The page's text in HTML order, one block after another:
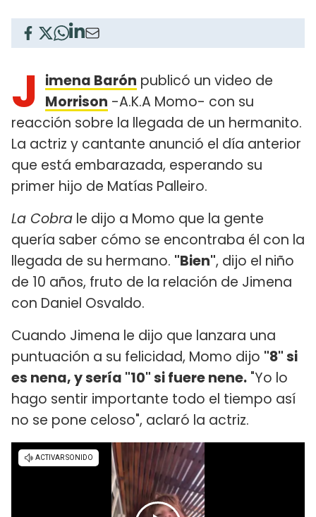
J imena Barón publicó un video de
Morrison -A.K.A Momo- con su
reacción sobre la llegada de un hermanito.
La actriz y cantante anunció el día anterior
que está embarazada, esperando su
primer hijo de Matías Palleiro.
La Cobra le dijo a Momo que la gente
quería saber cómo se encontraba él con la
llegada de su hermano. "Bien", dijo el niño
de 10 años, fruto de la relación de Jimena
con Daniel Osvaldo.
Cuando Jimena le dijo que lanzara una
puntuación a su felicidad, Momo dijo "8" si
es nena, y sería "10" si fuere nene. "Yo lo
hago sentir importante todo el tiempo así
no se pone celoso", aclaró la actriz.